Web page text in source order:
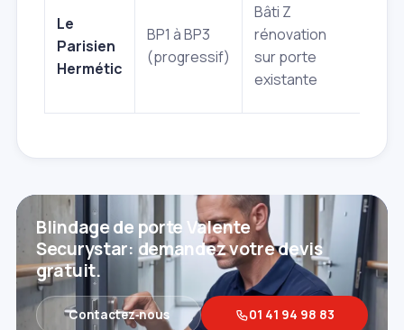
Le
Parisien
Hermétic
BP1 à BP3
(progressif)
Bâti Z
rénovation
sur porte
existante
Blindage de porte Valente
Securystar: demandez votre devis
gratuit.
Contactez‑nous 01 41 94 98 83